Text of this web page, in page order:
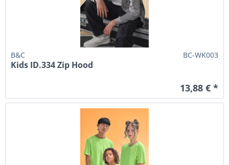
B&C BC-WK003
Kids ID.334 Zip Hood
13,88 € *